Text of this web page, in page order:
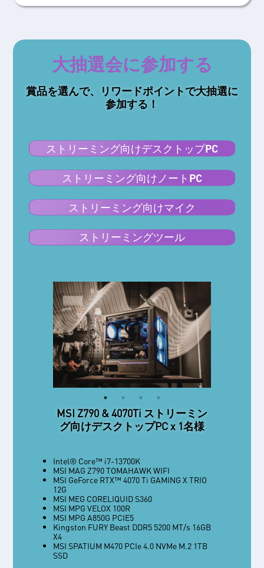
大抽選会に参加する
賞品を選んで、リワードポイントで大抽選に
参加する！
ストリーミング向けデスクトップPC
ストリーミング向けノートPC
ストリーミング向けマイク
ストリーミングツール
MSI Z790 & 4070Ti ストリーミン
グ向けデスクトップPC x 1名様
Intel® Core™ i7-13700K
MSI MAG Z790 TOMAHAWK WIFI
MSI GeForce RTX™ 4070 Ti GAMING X TRIO
12G
MSI MEG CORELIQUID S360
MSI MPG VELOX 100R
MSI MPG A850G PCIE5
Kingston FURY Beast DDR5 5200 MT/s 16GB
X4
MSI SPATIUM M470 PCIe 4.0 NVMe M.2 1TB
SSD
Cyborg 15 A13V x 1 名様
Windows 11 Home（MSIはビジネスに
Windows 11 Pro をお勧めします）
15.6インチ、フルHD（1,920×1,080）,
144Hz, IPS-Level
NVIDIA® GeForce RTX™ 4060 Laptop GPU
8GB GDDR6/NVIDIA® GeForce RTX™ 4050
Laptop GPU 6GB GDDR6
Max 64GB DDR5-5200 2 Slots
1x M.2 SSD slot (NVMe PCIe Gen4)
Single Backlit Keyboard (Blue)"
IMMERSE GV60 ストリーミング
向けマイク x 1 名様
ハイレゾリューション デジタルオーディ
オ – サンプリングレート/ビットレート
96kHz/24bitに対応し録音可能
多機能マイク – 複数のコンデンサを搭載
し、4つのピックアップパターンを実現
リアルタイムモニタリング – 3.5mm ジャッ
ク搭載で遅延なしの再生が可能
簡単操作のコントロールボタン – 音量調整
用の専用ダイヤルやマイクミュートボタン
を装備。
好きな向きで録音可能 – マイクアーム用の
ネジ穴に3mのUSBケーブルで最適な録音
Voicemod YEAR Pro Code x 10 名
様s
既製のボイスフィルターは100以上 - 完全
なClean Voiceフィルターも含まれていま
す。
無制限のSOUNDBOARD - MP3や.WAVファ
VOICELAB - Voicelabを使って自分だけのボ
イスをゼロからデザインしよう。
新しいコンテンツが毎月登場 - Voicemodが
配信する新しいボイスとテーマ
Soundboardを毎月楽しもう。